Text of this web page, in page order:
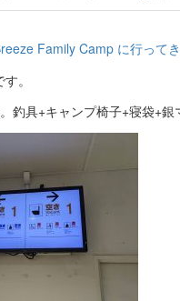
Family Camp に行ってき
。
釣具+キャンプ椅子+寝袋+